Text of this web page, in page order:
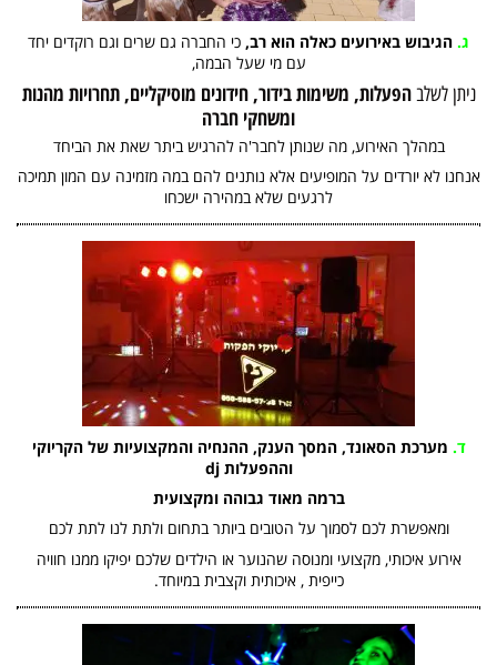
ג. הגיבוש באירועים כאלה הוא רב, כי החברה גם שרים וגם רוקדים יחד
עם מי שעל הבמה,
ניתן לשלבהפעלות, משימות בידור, חידונים מוסיקליים, תחרויות מהנות
ומשחקי חברה
במהלך האירוע, מה שנותן לחבר'ה להרגיש ביתר שאת את הביחד
אנחנו לא יורדים על המופיעים אלא נותנים להם במה מזמינה עם המון תמיכה
לרגעים שלא במהירה ישכחו
ד. מערכת הסאונד, המסך הענק, ההנחיה והמקצועיות של הקריוקי
וההפעלות dj
ברמה מאוד גבוהה ומקצועית
ומאפשרת לכם לסמוך על הטובים ביותר בתחום ולתת לנו לתת לכם
אירוע איכותי, מקצועי ומנוסה שהנוער או הילדים שלכם יפיקו ממנו חוויה
כייפית , איכותית וקצבית במיוחד.